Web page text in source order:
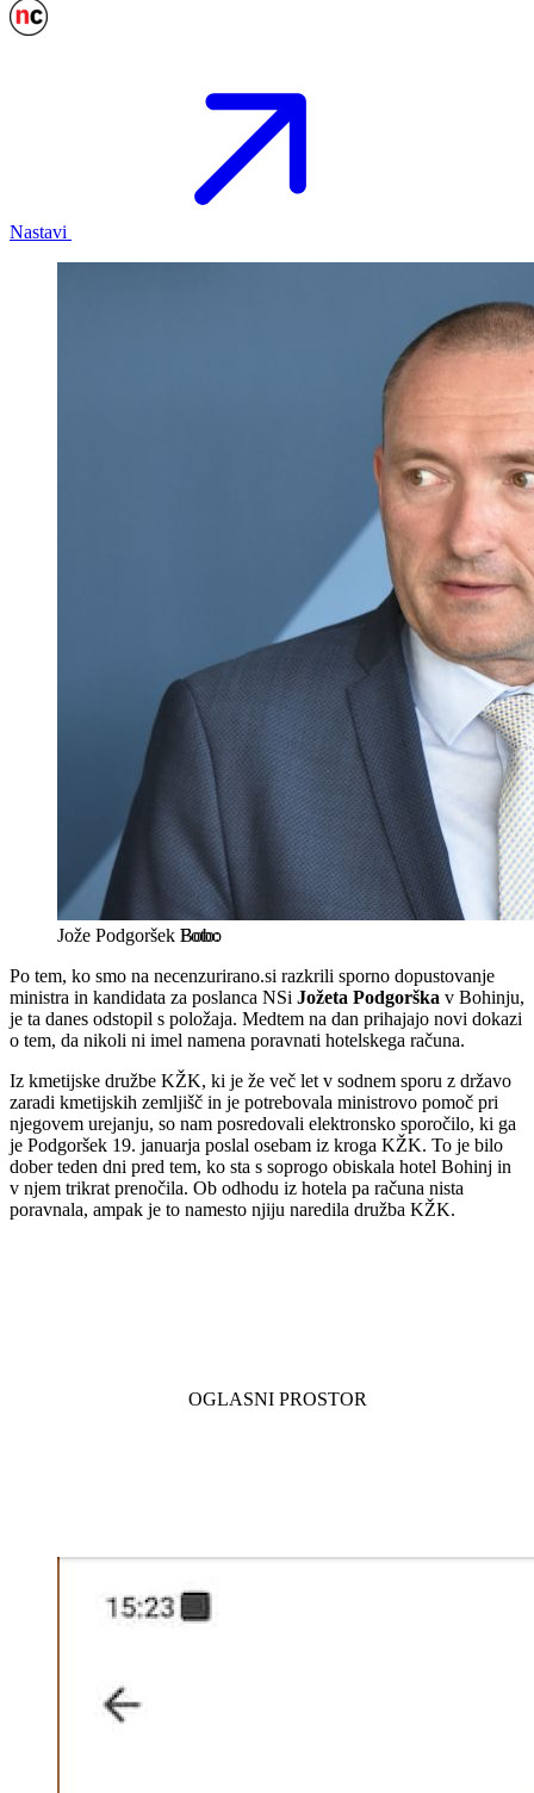
Nastavi
Jože Podgoršek Bobo
Po tem, ko smo na necenzurirano.si razkrili sporno dopustovanje
ministra in kandidata za poslanca NSi Jožeta Podgorška v Bohinju,
je ta danes odstopil s položaja. Medtem na dan prihajajo novi dokazi
o tem, da nikoli ni imel namena poravnati hotelskega računa.
Iz kmetijske družbe KŽK, ki je že več let v sodnem sporu z državo
zaradi kmetijskih zemljišč in je potrebovala ministrovo pomoč pri
njegovem urejanju, so nam posredovali elektronsko sporočilo, ki ga
je Podgoršek 19. januarja poslal osebam iz kroga KŽK. To je bilo
dober teden dni pred tem, ko sta s soprogo obiskala hotel Bohinj in
v njem trikrat prenočila. Ob odhodu iz hotela pa računa nista
poravnala, ampak je to namesto njiju naredila družba KŽK.